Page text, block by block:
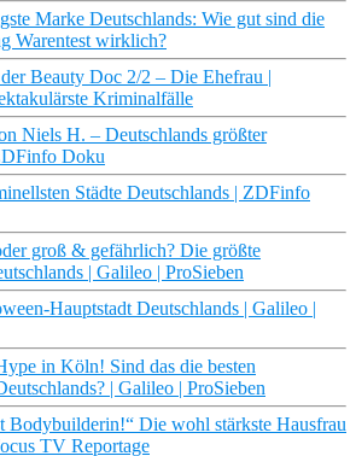
Marke Deutschlands: Wie gut sind die
Warentest wirklich?
Beauty Doc 2/2 – Die Ehefrau |
Kriminalfälle
Niels H. – Deutschlands größter
Doku
Städte Deutschlands | ZDFinfo
groß & gefährlich? Die größte
| Galileo | ProSieben
Hauptstadt Deutschlands | Galileo |
in Köln! Sind das die besten
| Galileo | ProSieben
Bodybuilderin!“ Die wohl stärkste Hausfrau
TV Reportage